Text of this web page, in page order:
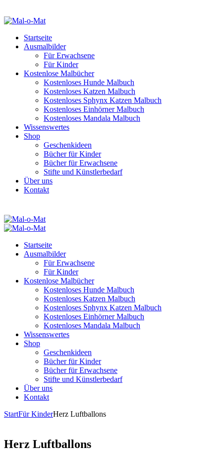
Startseite
Ausmalbilder
Für Erwachsene
Für Kinder
Kostenlose Malbücher
Kostenloses Hunde Malbuch
Kostenloses Katzen Malbuch
Kostenloses Sphynx Katzen Malbuch
Kostenloses Einhörner Malbuch
Kostenloses Mandala Malbuch
Wissenswertes
Shop
Geschenkideen
Bücher für Kinder
Bücher für Erwachsene
Stifte und Künstlerbedarf
Über uns
Kontakt
Startseite
Ausmalbilder
Für Erwachsene
Für Kinder
Kostenlose Malbücher
Kostenloses Hunde Malbuch
Kostenloses Katzen Malbuch
Kostenloses Sphynx Katzen Malbuch
Kostenloses Einhörner Malbuch
Kostenloses Mandala Malbuch
Wissenswertes
Shop
Geschenkideen
Bücher für Kinder
Bücher für Erwachsene
Stifte und Künstlerbedarf
Über uns
Kontakt
StartFür KinderHerz Luftballons
Herz Luftballons